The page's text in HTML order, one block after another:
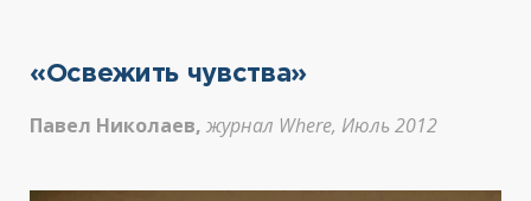
«Освежить чувства»
Павел Николаев, журнал Where, Июль 2012